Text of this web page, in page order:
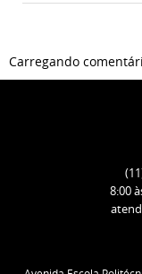
Carregando
8:00